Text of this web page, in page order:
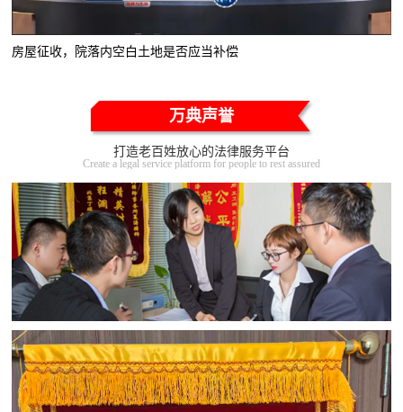
房屋征收，院落内空白土地是否应当补偿
万典声誉
打造老百姓放心的法律服务平台
Create a legal service platform for people to rest assured